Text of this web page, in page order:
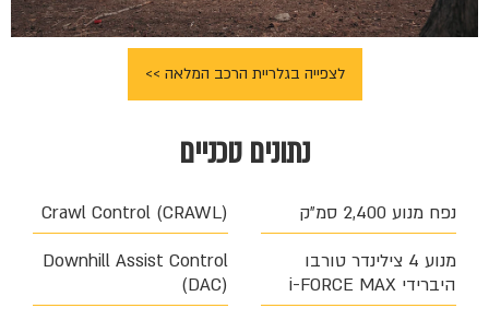
לצפייה בגלריית הרכב המלאה >>
נתונים טכניים
נפח מנוע 2,400 סמ״ק
מנוע 4 צילינדר טורבו
היברידי i-FORCE MAX
Crawl Control (CRAWL)
Downhill Assist Control
(DAC)